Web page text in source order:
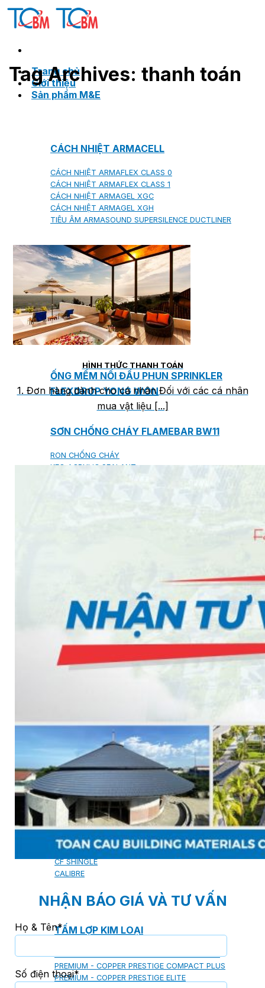
Skip
Trang chủ
Giới thiệu
Sản phẩm M&E
CÁCH NHIỆT ARMACELL
CÁCH NHIỆT ARMAFLEX CLASS 0
CÁCH NHIỆT ARMAFLEX CLASS 1
CÁCH NHIỆT ARMAGEL XGC
CÁCH NHIỆT ARMAGEL XGH
TIÊU ÂM ARMASOUND SUPERSILENCE DUCTLINER
ĐỒNG HỒ ĐO SUPMEA
BTU METER
ĐỒNG HỒ ĐO LƯU LƯỢNG LDG-SUP
CẢM BIẾN NHIỆT ĐỘ SUP-WZPK
LƯU LƯỢNG KẾ ĐIỆN TỪ LDGC-SUP
ỐNG MỀM NỐI ĐẦU PHUN SPRINKLER
FLEXDROP YONG WON
SƠN CHỐNG CHÁY FLAMEBAR BW11
RON CHỐNG CHÁY
KEO ACRYLIC SEALANT
SUPERGLASS BIBER (VẢY CÁ)
CAMBRIDGE (XẾP LỚP)
CAMBRIDGE XTREME
DYNASTY
ARMOURSHAKE
CROWNE SLATE
ROYAL ESTATE
NGÓI THÉP PHỦ ĐÁ DECRA AHI
CLASSIC
HERITAGE
MILANO
SHAKE
SENATOR
ANTICA
CF SLATE
CF SHAKE
CF SHINGLE
CALIBRE
TẤM LỢP KIM LOẠI
PREMIUM - COPPER PRESTIGE ULTIMETAL HD
PREMIUM - COPPER PRESTIGE COMPACT PLUS
PREMIUM - COPPER PRESTIGE ELITE
Tag Archives: thanh toán
HÌNH THỨC THANH TOÁN
1. Đơn hàng dành cho cá nhân Đối với các cá nhân
mua vật liệu [...]
NHẬN BÁO GIÁ VÀ TƯ VẤN
Họ & Tên*
Số điện thoại*